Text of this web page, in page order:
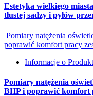
Estetyka wielkiego
tłustej sadzy i pyłów
Pomiary natężenia
poprawić komfort pracy
Informacje o
Pomiary natężenia
BHP i poprawić komfort